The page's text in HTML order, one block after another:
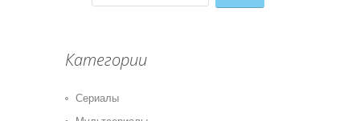
Категории
Сериалы